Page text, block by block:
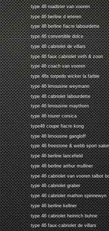
type 46 roadster van vooren
type 46 berline d ieteren
type 46 berline fiacre labourdette
type 46 convertible dolce
type 46 cabriolet de villars
type 46 faux cabriolet veth & zoon
type 46 coach van vooren
type 46s torpedo wicker la farbie
type 46 limousine weymann
type 46 cabriolet labourdette
type 46 limousine maythorn
type 46 tourer corsica
type46 coupe fiacre kong
type 46 limousine gangloff
type 46 freestone & webb sport salon
type 46 berline lancefield
type 46 berline arthur mulliner
type 46 cabriolet van vooren talbot
type 46 cabriolet graber
type 46 cabriolet mathon spinnewyn
type 46 berline kellner
type 46 cabriolet heinrich buhne
type 46 faux-cabriolet de villars